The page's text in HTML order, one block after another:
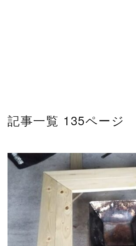
記事一覧 135ページ
READ MORE